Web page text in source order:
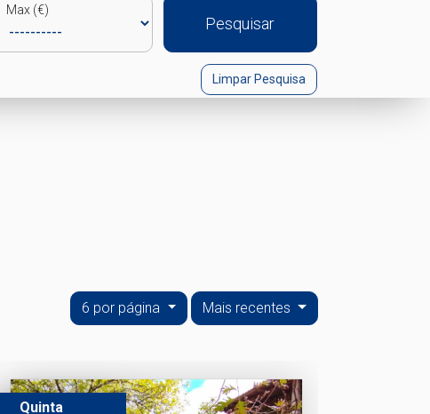
Max (€)
Pesquisar
Limpar Pesquisa
6 por página Mais recentes
Quinta